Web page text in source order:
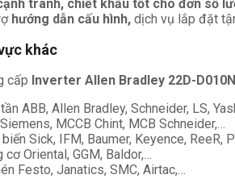
tranh, chiết khấu tốt cho đơn số
hướng dẫn cấu hình, dịch vụ lắp đặt
khác
cấp Inverter Allen Bradley 22D-
tần ABB, Allen Bradley, Schneider, LS,
MCCB Chint, MCB Schneider,…
Sick, IFM, Baumer, Keyence, ReeR,
cơ Oriental, GGM, Baldor,…
Festo, Janatics, SMC, Airtac,…